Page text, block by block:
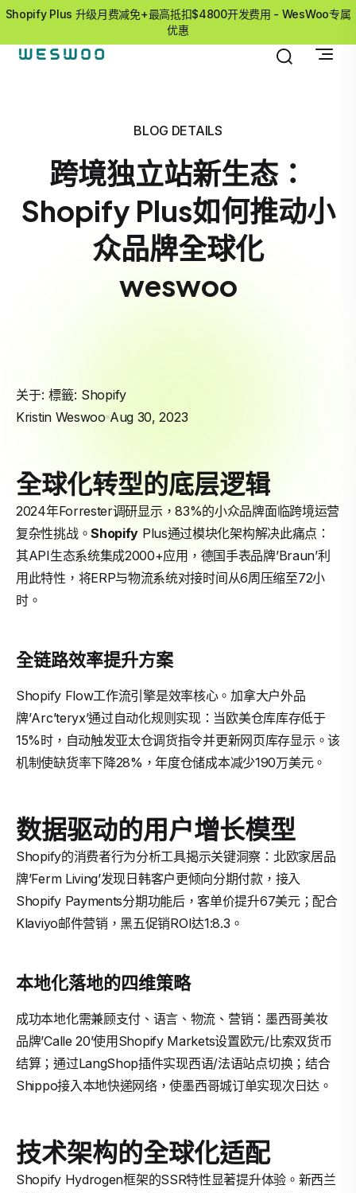
Shopify Plus 升级月费减免+最高抵扣$4800开发费用 - WesWoo专属
优惠
BLOG DETAILS
跨境独立站新生态：
Shopify Plus如何推动小
众品牌全球化
weswoo
关于: 標籤: Shopify
Kristin Weswoo Aug 30, 2023
全球化转型的底层逻辑
2024年Forrester调研显示，83%的小众品牌面临跨境运营
复杂性挑战。Shopify Plus通过模块化架构解决此痛点：
其API生态系统集成2000+应用，德国手表品牌’Braun’利
用此特性，将ERP与物流系统对接时间从6周压缩至72小
时。
全链路效率提升方案
Shopify Flow工作流引擎是效率核心。加拿大户外品
牌’Arc’teryx’通过自动化规则实现：当欧美仓库库存低于
15%时，自动触发亚太仓调货指令并更新网页库存显示。该
机制使缺货率下降28%，年度仓储成本减少190万美元。
数据驱动的用户增长模型
Shopify的消费者行为分析工具揭示关键洞察：北欧家居品
牌’Ferm Living’发现日韩客户更倾向分期付款，接入
Shopify Payments分期功能后，客单价提升67美元；配合
Klaviyo邮件营销，黑五促销ROI达1:8.3。
本地化落地的四维策略
成功本地化需兼顾支付、语言、物流、营销：墨西哥美妆
品牌’Calle 20’使用Shopify Markets设置欧元/比索双货币
结算；通过LangShop插件实现西语/法语站点切换；结合
Shippo接入本地快递网络，使墨西哥城订单实现次日达。
技术架构的全球化适配
Shopify Hydrogen框架的SSR特性显著提升体验。新西兰